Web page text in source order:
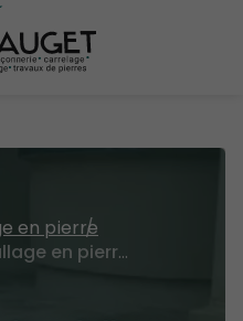
en pierre
Les avantages d'un dallage en pierre naturelle pour vos extérieurs